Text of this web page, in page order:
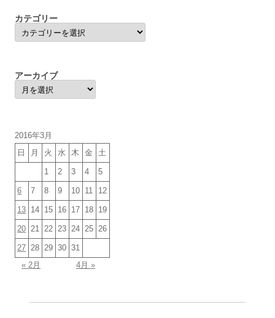
カテゴリー
カ
テ
ゴ
アーカイブ
ア
ー
カ
2016年3月
日
月 火 水 木 金 土
1 2 3 4 5
6 7 8 9 10 11 12
13 14 15 16 17 18 19
20 21 22 23 24 25 26
27 28 29 30 31
« 2月
4月 »